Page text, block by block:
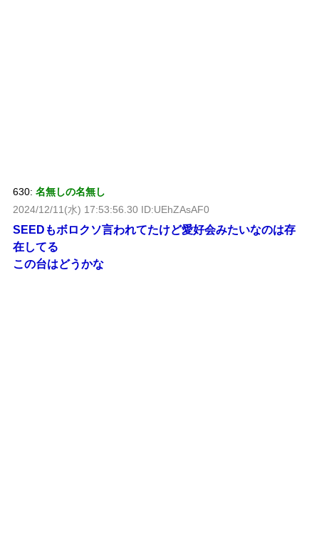
630: 名無しの名無し
2024/12/11(水) 17:53:56.30 ID:UEhZAsAF0
SEEDもボロクソ言われてたけど愛好会みたいなのは存
在してる
この台はどうかな